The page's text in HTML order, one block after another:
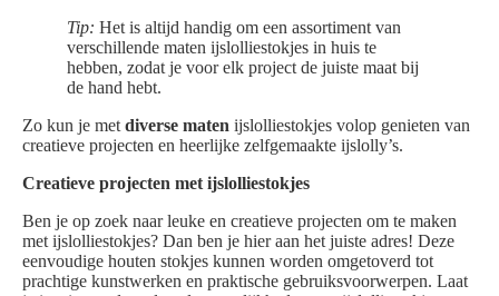
Tip: Het is altijd handig om een assortiment van
verschillende maten ijslolliestokjes in huis te
hebben, zodat je voor elk project de juiste maat bij
de hand hebt.
Zo kun je met diverse maten ijslolliestokjes volop genieten van
creatieve projecten en heerlijke zelfgemaakte ijslolly’s.
Creatieve projecten met ijslolliestokjes
Ben je op zoek naar leuke en creatieve projecten om te maken
met ijslolliestokjes? Dan ben je hier aan het juiste adres! Deze
eenvoudige houten stokjes kunnen worden omgetoverd tot
prachtige kunstwerken en praktische gebruiksvoorwerpen. Laat